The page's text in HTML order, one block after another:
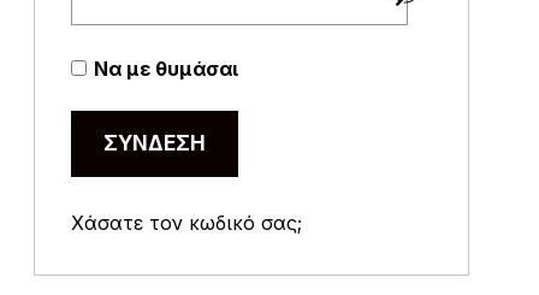
Να με θυμάσαι
ΣΎΝΔΕΣΗ
Χάσατε τον κωδικό σας;